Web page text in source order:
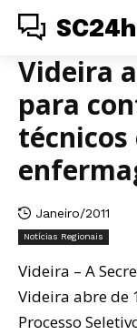
SC24h
Videira
para
Janeiro/2011
Notícias Regionais
Videira – A
Videira abre de
Processo